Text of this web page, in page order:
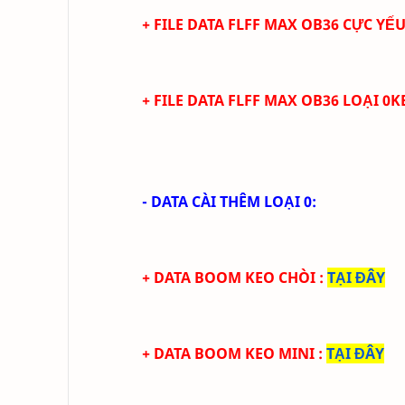
+ FILE DATA FLFF MAX OB36 CỰCYẾU
+ FILE DATA FLFF MAX OB36 LOẠI
- DATA CÀI THÊM LOẠI 0:
+ DATA BOOM KEO CHÒI : TẠI ĐÂY
+ DATA BOOM KEO MINI : TẠI ĐÂY